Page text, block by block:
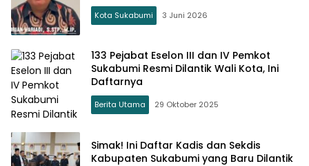
Kota Sukabumi 3 Juni 2026
133 Pejabat Eselon III dan IV Pemkot
Sukabumi Resmi Dilantik Wali Kota, Ini
Daftarnya
Berita Utama 29 Oktober 2025
Simak! Ini Daftar Kadis dan Sekdis
Kabupaten Sukabumi yang Baru Dilantik